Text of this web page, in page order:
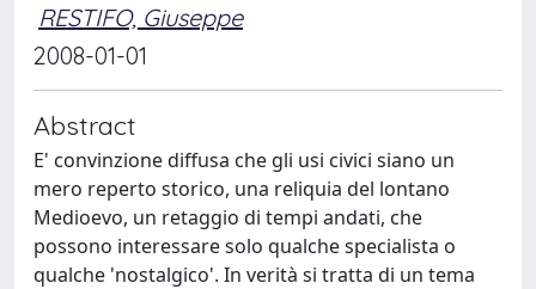
RESTIFO, Giuseppe
2008-01-01
Abstract
E' convinzione diffusa che gli usi civici siano un
mero reperto storico, una reliquia del lontano
Medioevo, un retaggio di tempi andati, che
possono interessare solo qualche specialista o
qualche 'nostalgico'. In verità si tratta di un tema